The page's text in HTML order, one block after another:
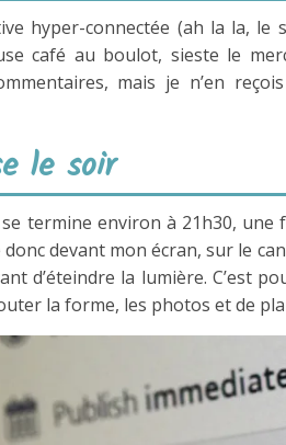
hyper-connectée (ah la la, le
café au boulot, sieste le
mais je n’en
le soir
termine environ à 21h30,
donc devant mon écran, sur le
d’éteindre la lumière. C’est
la forme, les photos et de